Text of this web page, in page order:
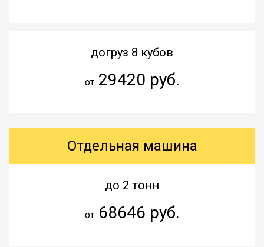
догруз 8 кубов
от29420 руб.
Отдельная машина
до 2 тонн
от68646 руб.